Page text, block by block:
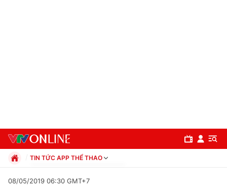
TIN TỨC APP THỂ THAO
Xã hội
08/05/2019 06:30 GMT+7